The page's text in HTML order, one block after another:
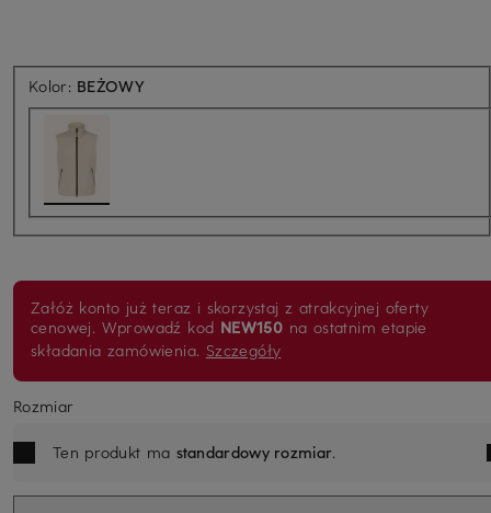
Kolor: BEŻOWY
Załóż konto już teraz i skorzystaj z atrakcyjnej oferty
cenowej. Wprowadź kod NEW150 na ostatnim etapie
składania zamówienia. Szczegóły
Rozmiar
Ten produkt ma standardowy rozmiar.